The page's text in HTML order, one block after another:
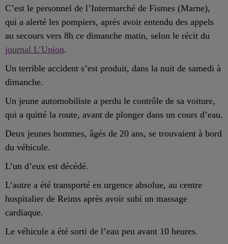
C’est le personnel de l’Intermarché de Fismes (Marne),
qui a alerté les pompiers, après avoir entendu des appels
au secours vers 8h ce dimanche matin, selon le récit du
journal L’Union.
Un terrible accident s’est produit, dans la nuit de samedi à
dimanche.
Un jeune automobiliste a perdu le contrôle de sa voiture,
qui a quitté la route, avant de plonger dans un cours d’eau.
Deux jeunes hommes, âgés de 20 ans, se trouvaient à bord
du véhicule.
L’un d’eux est décédé.
L’autre a été transporté en urgence absolue, au centre
hospitalier de Reims après avoir subi un massage
cardiaque.
Le véhicule a été sorti de l’eau peu avant 10 heures.